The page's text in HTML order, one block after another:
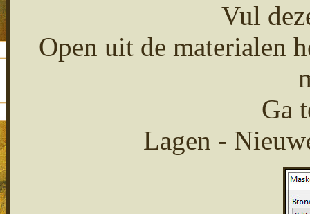
Vul
Open uit de materialen
Ga
Lagen -